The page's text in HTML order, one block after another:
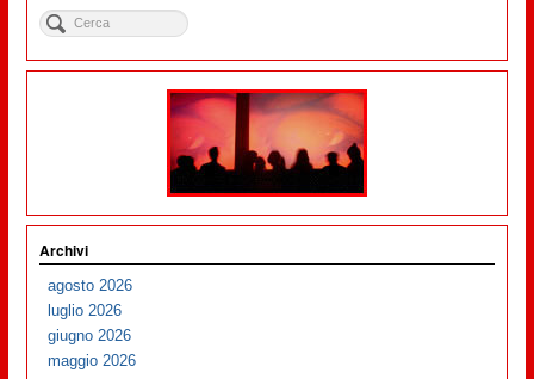
Archivi
agosto 2026
luglio 2026
giugno 2026
maggio 2026